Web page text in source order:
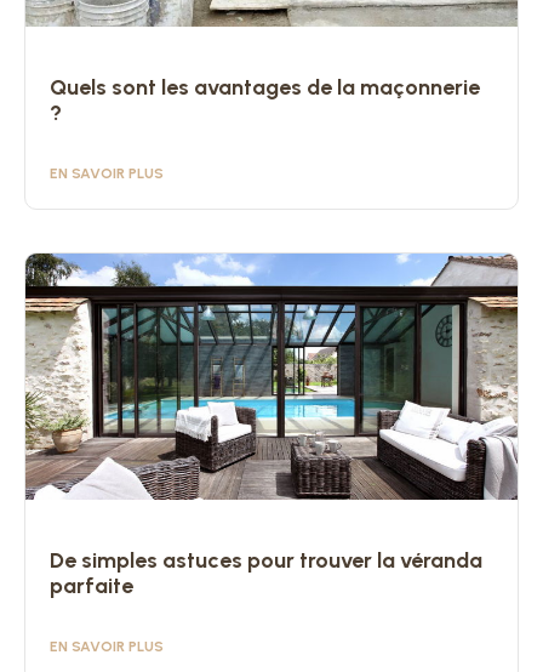
Quels sont les avantages de la maçonnerie
?
EN SAVOIR PLUS
De simples astuces pour trouver la véranda
parfaite
EN SAVOIR PLUS